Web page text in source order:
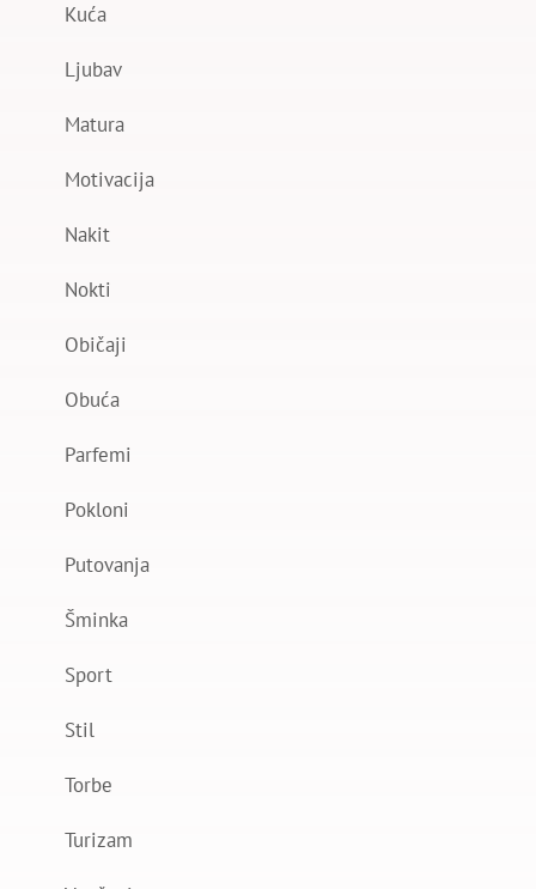
Kuća
Ljubav
Matura
Motivacija
Nakit
Nokti
Običaji
Obuća
Parfemi
Pokloni
Putovanja
Šminka
Sport
Stil
Torbe
Turizam